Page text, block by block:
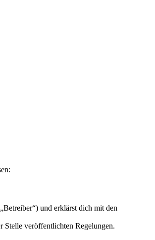
und erklärst dich mit den
Stelle veröffentlichten Regelungen.